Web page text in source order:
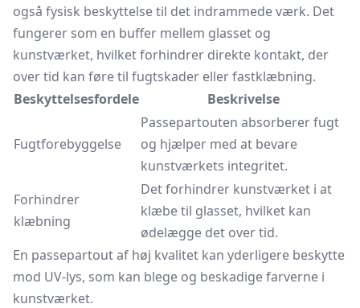
også fysisk beskyttelse til det indrammede værk. Det
fungerer som en buffer mellem glasset og
kunstværket, hvilket forhindrer direkte kontakt, der
over tid kan føre til fugtskader eller fastklæbning.
Beskyttelsesfordele
Beskrivelse
Fugtforebyggelse
Passepartouten absorberer fugt
og hjælper med at bevare
kunstværkets integritet.
Forhindrer
klæbning
Det forhindrer kunstværket i at
klæbe til glasset, hvilket kan
ødelægge det over tid.
En passepartout af høj kvalitet kan yderligere beskytte
mod UV-lys, som kan blege og beskadige farverne i
kunstværket.